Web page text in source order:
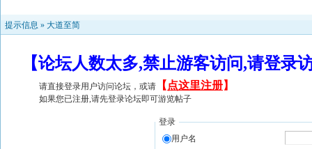
提示信息 » 大道至简
【论坛人数太多,禁止游客访问,请登
请直接登录用户访问论坛，或请 【 点这里注册】
如果您已注册,请先登录论坛即可游览帖子
登录
用户名